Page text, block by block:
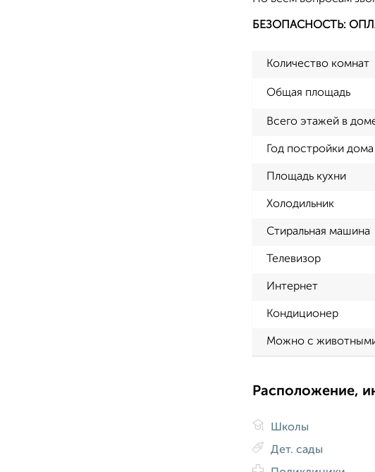
БЕЗОПАСНОСТЬ:
Количество комнат
Общая площадь
Всего этажей в
Год постройки дома
Площадь кухни
Холодильник
Стиральная машина
Телевизор
Интернет
Кондиционер
Можно с
Расположение,
Школы
Дет. сады